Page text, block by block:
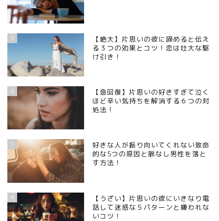
5
【絶大】片思いの彼に諦めると伝え
る３つの効果とコツ！恋は壮大な駆
け引き！
6
【急回復】片思いの好きすぎて泣く
ほど辛い気持ちを解消する６つの対
処法！
7
好きな人が振り向いてくれない致命
的な5つの原因と脈なし男性を落と
す方法！
8
【うざい】片思いの彼にいきなり電
話して迷惑な５パターンと嫌われな
いコツ！